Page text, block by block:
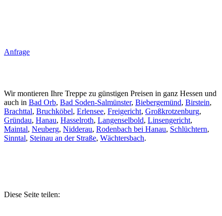
Anfrage
Wir montieren Ihre Treppe zu günstigen Preisen in ganz Hessen und
auch in Bad Orb, Bad Soden-Salmünster, Biebergemünd, Birstein,
Brachttal, Bruchköbel, Erlensee, Freigericht, Großkrotzenburg,
Gründau, Hanau, Hasselroth, Langenselbold, Linsengericht,
Maintal, Neuberg, Nidderau, Rodenbach bei Hanau, Schlüchtern,
Sinntal, Steinau an der Straße, Wächtersbach.
Diese Seite teilen: